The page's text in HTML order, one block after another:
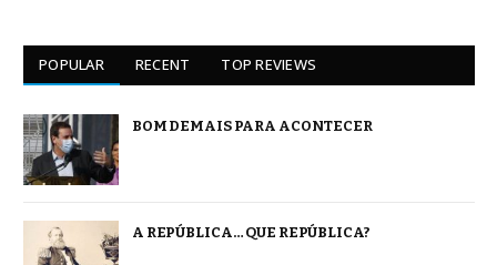
POPULAR RECENT TOP REVIEWS
BOM DEMAIS PARA ACONTECER
A REPÚBLICA… QUE REPÚBLICA?